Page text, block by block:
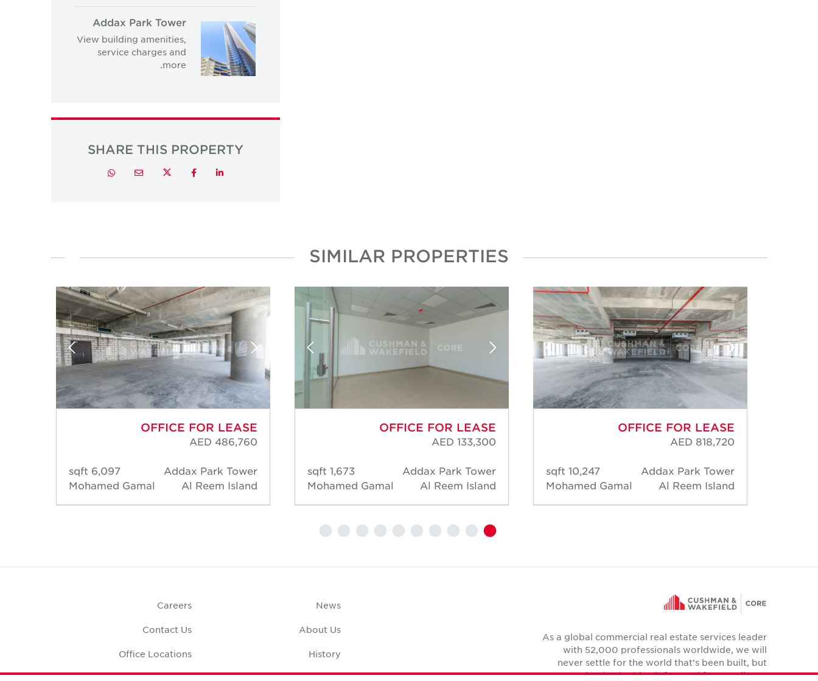
Addax Park Tower
View building amenities,
service charges and
more.
SHARE THIS PROPERTY
LinkedIn
Facebook
Twitter
Email
Whatsapp
SIMILAR PROPERTIES
OFFICE FOR LEASE
AED 818,720
Addax Park Tower
Al Reem Island
10,247 sqft
Mohamed Gamal
OFFICE FOR LEASE
AED 133,300
Addax Park Tower
Al Reem Island
1,673 sqft
Mohamed Gamal
OFFICE FOR LEASE
AED 486,760
Addax Park Tower
Al Reem Island
6,097 sqft
Mohamed Gamal
As a global commercial real estate services leader
with 52,000 professionals worldwide, we will
never settle for the world that's been built, but
relentlessly drive it forward for our clients,
News
About Us
History
Case Studies
Careers
Contact Us
Office Locations
Corporate Social